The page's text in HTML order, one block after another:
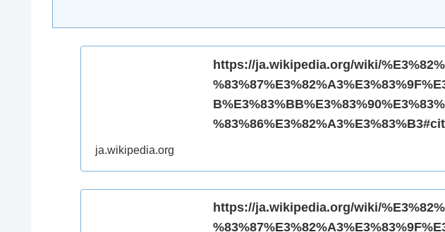
https://ja.wikipedia.org/wiki/
ja.wikipedia.org
https://ja.wikipedia.org/wiki/